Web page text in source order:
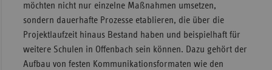
möchten nicht nur einzelne Maßnahmen umsetzen,
sondern dauerhafte Prozesse etablieren, die über die
Projektlaufzeit hinaus Bestand haben und beispielhaft für
weitere Schulen in Offenbach sein können. Dazu gehört der
Aufbau von festen Kommunikationsformaten wie den